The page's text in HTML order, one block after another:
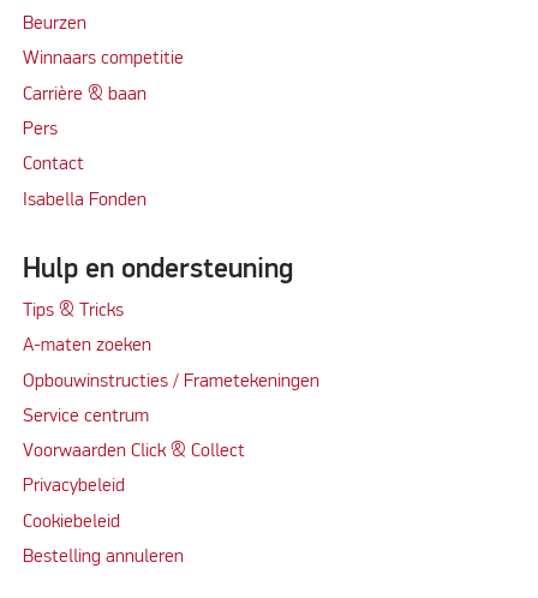
Beurzen
Winnaars competitie
Carrière & baan
Pers
Contact
Isabella Fonden
Hulp en ondersteuning
Tips & Tricks
A-maten zoeken
Opbouwinstructies / Frametekeningen
Service centrum
Voorwaarden Click & Collect
Privacybeleid
Cookiebeleid
Bestelling annuleren